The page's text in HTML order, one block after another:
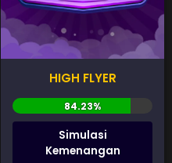
HIGH FLYER
Simulasi
Kemenangan